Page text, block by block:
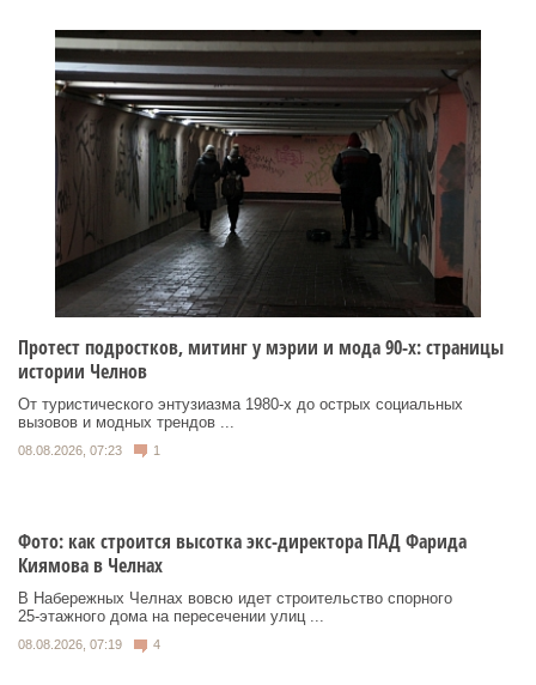
Протест подростков, митинг у мэрии и мода 90-х: страницы
истории Челнов
От туристического энтузиазма 1980‑х до острых социальных
вызовов и модных трендов ...
08.08.2026, 07:23 1
Фото: как строится высотка экс-директора ПАД Фарида
Киямова в Челнах
В Набережных Челнах вовсю идет строительство спорного
25‑этажного дома на пересечении улиц ...
08.08.2026, 07:19 4